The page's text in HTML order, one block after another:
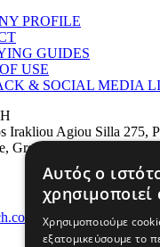
PROFILE
GUIDES
USE
& SOCIAL MEDIA
Irakliou Agiou Silla 275,
, Greece
Αυτός ο
Χρησιμοποιούμε
εξατομικεύσουμε το